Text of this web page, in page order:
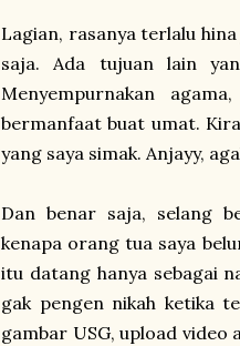
Lagian, rasanya terlalu
saja. Ada tujuan lain
Menyempurnakan
bermanfaat buat umat.
yang saya simak. Anjayy,
Dan benar saja, selang
kenapa orang tua saya
itu datang hanya sebagai
gak pengen nikah ketika
gambar USG, upload video